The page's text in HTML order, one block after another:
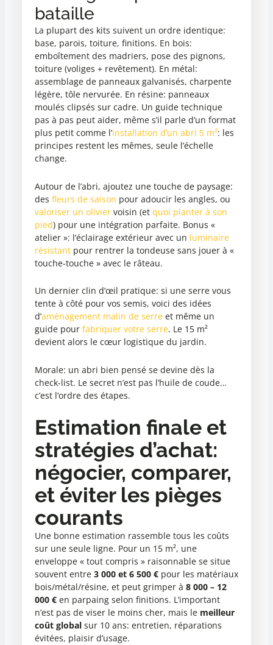
bataille
La plupart des kits suivent un ordre identique:
base, parois, toiture, finitions. En bois:
emboîtement des madriers, pose des pignons,
toiture (voliges + revêtement). En métal:
assemblage de panneaux galvanisés, charpente
légère, tôle nervurée. En résine: panneaux
moulés clipsés sur cadre. Un guide technique
pas à pas peut aider, même s’il parle d’un format
plus petit comme l’installation d’un abri 5 m²: les
principes restent les mêmes, seule l’échelle
change.
Autour de l’abri, ajoutez une touche de paysage:
des fleurs de saison pour adoucir les angles, ou
valoriser un oliviervoisin (et quoi planter à son
pied) pour une intégration parfaite. Bonus «
atelier »: l’éclairage extérieur avec un luminaire
résistantpour rentrer la tondeuse sans jouer à «
touche-touche » avec le râteau.
Un dernier clin d’œil pratique: si une serre vous
tente à côté pour vos semis, voici des idées
d’aménagement malin de serreet même un
guide pour fabriquer votre serre. Le 15 m²
devient alors le cœur logistique du jardin.
Morale: un abri bien pensé se devine dès la
check-list. Le secret n’est pas l’huile de coude…
c’est l’ordre des étapes.
Estimation finale et
stratégies d’achat:
négocier, comparer,
et éviter les pièges
courants
Une bonne estimation rassemble tous les coûts
sur une seule ligne. Pour un 15 m², une
enveloppe « tout compris » raisonnable se situe
souvent entre 3 000 et 6 500 €pour les matériaux
bois/métal/résine, et peut grimper à 8 000 – 12
000 €en parpaing selon finitions. L’important
n’est pas de viser le moins cher, mais le meilleur
coût globalsur 10 ans: entretien, réparations
évitées, plaisir d’usage.